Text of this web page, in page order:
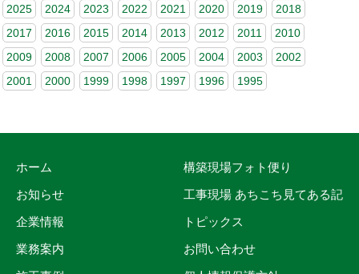
2025 2024 2023 2022 2021 2020 2019
2018
2017
2016 2015 2014 2013 2012 2011
2010
2009
2008 2007 2006 2005 2004 2003
2002
2001
2000 1999 1998 1997 1996 1995
ホーム
お知らせ
企業情報
業務案内
構築現場フォト便り
工事現場 あちこち見てある記
トピックス
お問い合わせ